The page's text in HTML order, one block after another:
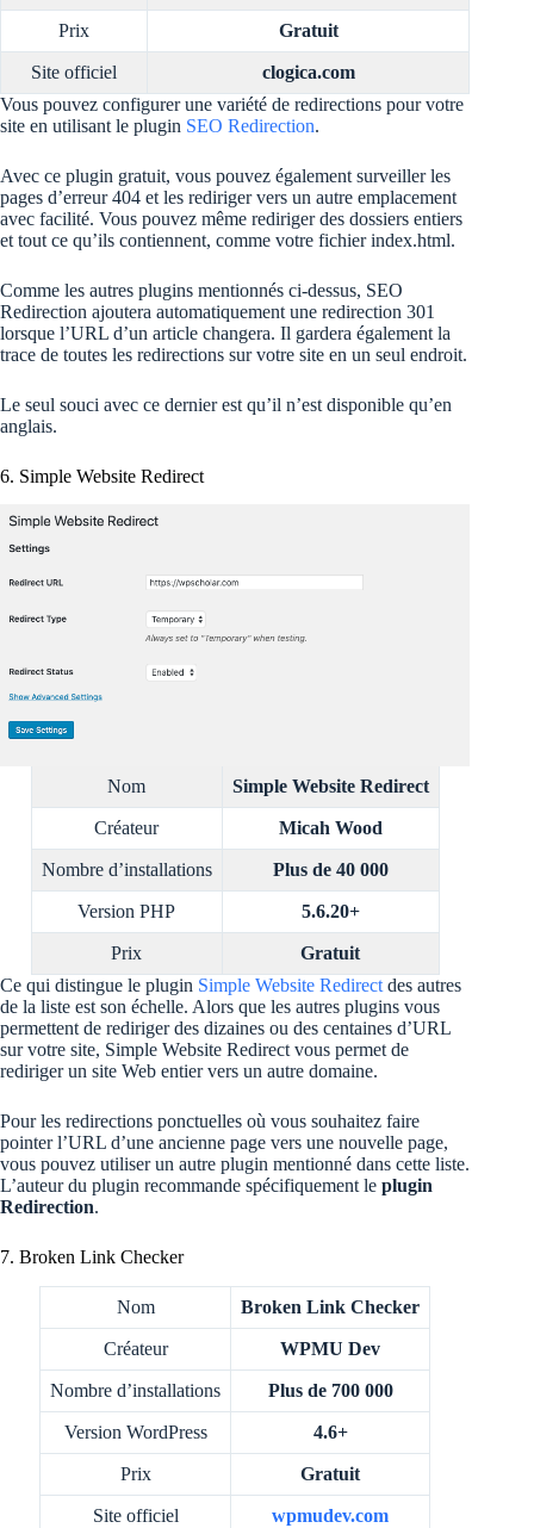
Prix Gratuit
Site officiel
clogica.com
Vous pouvez configurer une variété de redirections pour votre
site en utilisant le plugin SEO Redirection.
Avec ce plugin gratuit, vous pouvez également surveiller les
pages d’erreur 404 et les rediriger vers un autre emplacement
avec facilité. Vous pouvez même rediriger des dossiers entiers
et tout ce qu’ils contiennent, comme votre fichier index.html.
Comme les autres plugins mentionnés ci-dessus, SEO
Redirection ajoutera automatiquement une redirection 301
lorsque l’URL d’un article changera. Il gardera également la
trace de toutes les redirections sur votre site en un seul endroit.
Le seul souci avec ce dernier est qu’il n’est disponible qu’en
anglais.
6. Simple Website Redirect
Nom Simple Website Redirect
Créateur Micah Wood
Nombre d’installations Plus de 40 000
Version PHP 5.6.20+
Prix
Gratuit
Ce qui distingue le plugin Simple Website Redirect des autres
de la liste est son échelle. Alors que les autres plugins vous
permettent de rediriger des dizaines ou des centaines d’URL
sur votre site, Simple Website Redirect vous permet de
rediriger un site Web entier vers un autre domaine.
Pour les redirections ponctuelles où vous souhaitez faire
pointer l’URL d’une ancienne page vers une nouvelle page,
vous pouvez utiliser un autre plugin mentionné dans cette liste.
L’auteur du plugin recommande spécifiquement le plugin
Redirection.
7. Broken Link Checker
Nom Broken Link Checker
Créateur WPMU Dev
Nombre d’installations Plus de 700 000
Version WordPress 4.6+
Prix Gratuit
Site officiel
wpmudev.com